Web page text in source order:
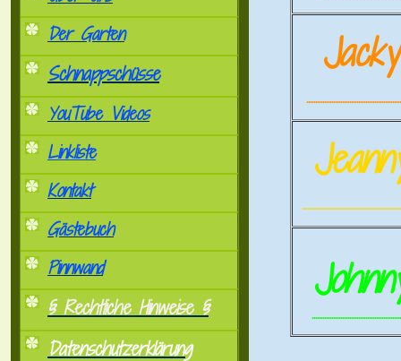
Der Garten
Schnappschüsse
YouTube Videos
Linkliste
Kontakt
Gästebuch
Pinnwand
§ Rechtliche Hinweise §
Datenschutzerklärung